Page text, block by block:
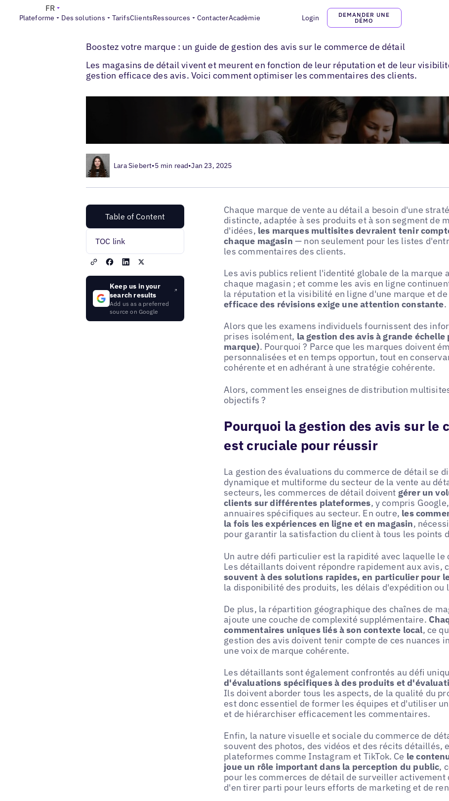
Plateforme Des solutions TarifsClientsRessources ContacterAcadèmie Login
DEMANDER UNE
DÉMO
FR
Blogs> Les marques retail> Bâtir votre réputation : gestion des avis sur le commerce de détail
Boostez votre marque : un guide de gestion des avis sur le commerce de détail
Les magasins de détail vivent et meurent en fonction de leur réputation et de leur
gestion efficace des avis. Voici comment optimiser les commentaires des clients.
Lara Siebert•5 min read•Jan 23, 2025
Table of Content
TOC link
Keep us in your
search results
Add us as a preferred
source on Google
Chaque marque de vente au détail a besoin d'une
distincte, adaptée à ses produits et à son segment de
d'idées, les marques multisites devraient tenir
chaque magasin — non seulement pour les listes
les commentaires des clients.
Les avis publics relient l'identité globale de la marque
chaque magasin ; et comme les avis en ligne
la réputation et la visibilité en ligne d'une marque et
efficace des révisions exige une attention constante.
Alors que les examens individuels fournissent des
prises isolément, la gestion des avis à grande
marque). Pourquoi ? Parce que les marques doivent
personnalisées et en temps opportun, tout en
cohérente et en adhérant à une stratégie cohérente.
Alors, comment les enseignes de distribution
objectifs ?
Pourquoi la gestion des avis sur le
est cruciale pour réussir
La gestion des évaluations du commerce de détail se
dynamique et multiforme du secteur de la vente au
secteurs, les commerces de détail doivent gérer un
clients sur différentes plateformes, y compris
annuaires spécifiques au secteur. En outre, les
la fois les expériences en ligne et en magasin,
pour garantir la satisfaction du client à tous les points
Un autre défi particulier est la rapidité avec laquelle
Les détaillants doivent répondre rapidement aux avis,
souvent à des solutions rapides, en particulier pour
la disponibilité des produits, les délais d'expédition ou
De plus, la répartition géographique des chaînes de
ajoute une couche de complexité supplémentaire.
commentaires uniques liés à son contexte local, ce
gestion des avis doivent tenir compte de ces nuances
une voix de marque cohérente.
Les détaillants sont également confrontés au défi
d'évaluations spécifiques à des produits et
Ils doivent aborder tous les aspects, de la qualité du
est donc essentiel de former les équipes et d'utiliser
et de hiérarchiser efficacement les commentaires.
Enfin, la nature visuelle et sociale du commerce de
souvent des photos, des vidéos et des récits détaillés,
plateformes comme Instagram et TikTok. Ce le
joue un rôle important dans la perception du public,
pour les commerces de détail de surveiller
d'en tirer parti pour leurs efforts de marketing et de